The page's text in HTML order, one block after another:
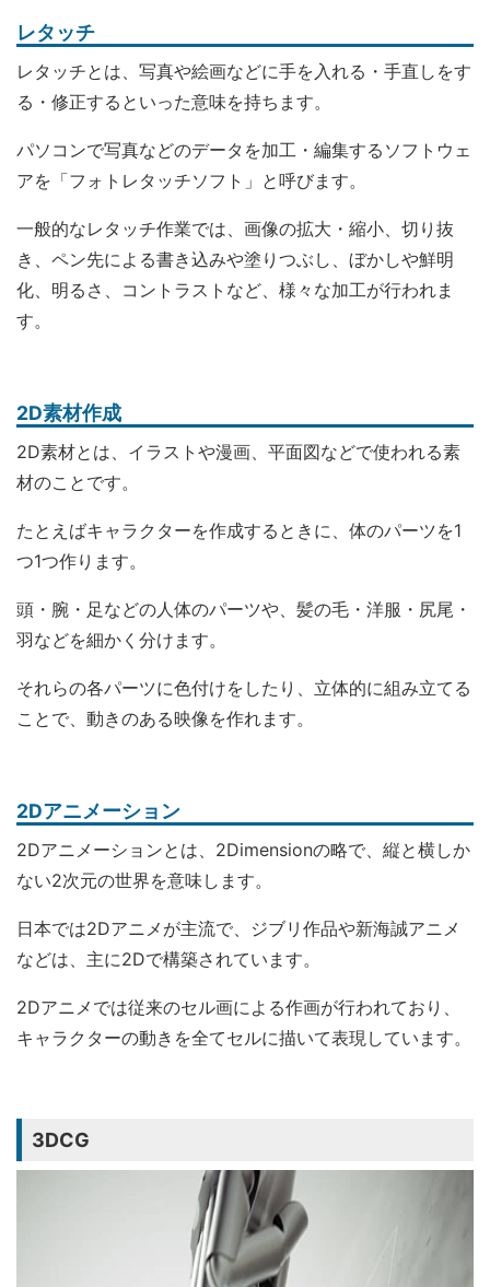
レタッチ
レタッチとは、写真や絵画などに手を入れる・手直しをす
る・修正するといった意味を持ちます。
パソコンで写真などのデータを加工・編集するソフトウェ
アを「フォトレタッチソフト」と呼びます。
一般的なレタッチ作業では、画像の拡大・縮小、切り抜
き、ペン先による書き込みや塗りつぶし、ぼかしや鮮明
化、明るさ、コントラストなど、様々な加工が行われま
す。
2D素材作成
2D素材とは、イラストや漫画、平面図などで使われる素
材のことです。
たとえばキャラクターを作成するときに、体のパーツを1
つ1つ作ります。
頭・腕・足などの人体のパーツや、髪の毛・洋服・尻尾・
羽などを細かく分けます。
それらの各パーツに色付けをしたり、立体的に組み立てる
ことで、動きのある映像を作れます。
2Dアニメーション
2Dアニメーションとは、2Dimensionの略で、縦と横しか
ない2次元の世界を意味します。
日本では2Dアニメが主流で、ジブリ作品や新海誠アニメ
などは、主に2Dで構築されています。
2Dアニメでは従来のセル画による作画が行われており、
キャラクターの動きを全てセルに描いて表現しています。
3DCG